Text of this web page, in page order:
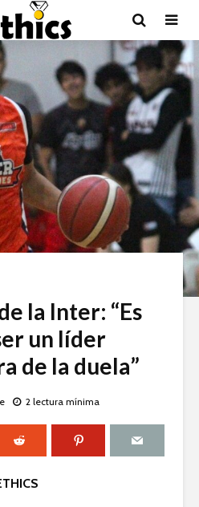
la Inter: “Es
un líder
de la duela”
2 lectura mínima